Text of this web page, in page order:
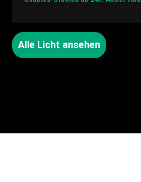
Alle Licht ansehen